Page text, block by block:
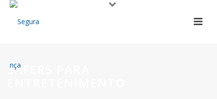
SAFERS PARA